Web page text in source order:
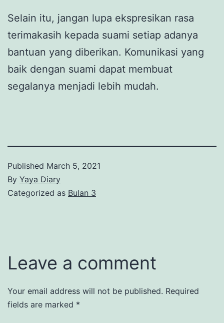
Selain itu, jangan lupa ekspresikan rasa
terimakasih kepada suami setiap adanya
bantuan yang diberikan. Komunikasi yang
baik dengan suami dapat membuat
segalanya menjadi lebih mudah.
Published March 5, 2021
By Yaya Diary
Categorized as Bulan 3
Leave a comment
Your email address will not be published. Required
fields are marked *